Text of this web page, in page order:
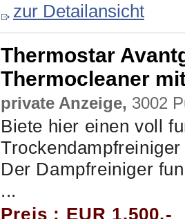
zur Detailansicht
Thermostar
Thermocleaner
private Anzeige, 3002
Biete hier einen voll
Der Dampfreiniger
...
Preis : EUR 1.500.-